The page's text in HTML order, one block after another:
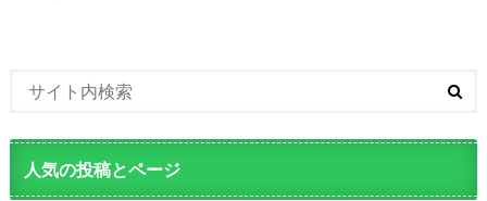
人気の投稿とページ